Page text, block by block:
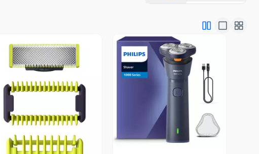
Vista Previa
Vista Previa